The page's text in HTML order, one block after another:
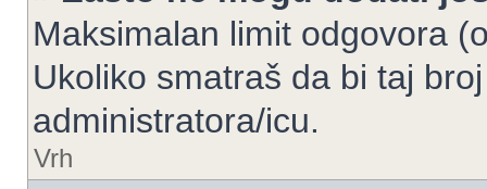
Maksimalan limit odgovora
Ukoliko smatraš da bi taj
administratora/icu.
Vrh